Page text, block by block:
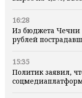
16:28
Из бюджета Чечни
рублей
15:35
Политик заявил,